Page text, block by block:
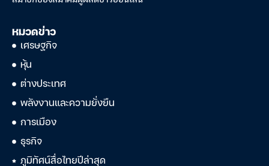
หมวดข่าว
เศรษฐกิจ
หุ้น
ต่างประเทศ
พลังงานและความยั่งยืน
การเมือง
ธุรกิจ
ภูมิทัศน์สื่อไทยปีล่าสุด